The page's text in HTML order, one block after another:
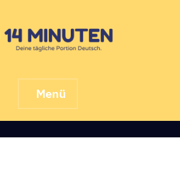
content
Menü